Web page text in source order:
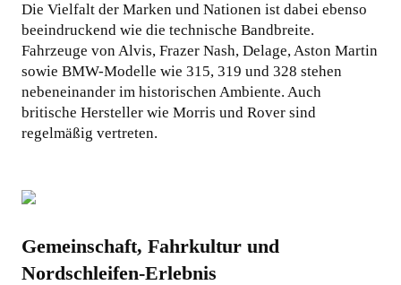
Die Vielfalt der Marken und Nationen ist dabei ebenso
beeindruckend wie die technische Bandbreite.
Fahrzeuge von Alvis, Frazer Nash, Delage, Aston Martin
sowie BMW-Modelle wie 315, 319 und 328 stehen
nebeneinander im historischen Ambiente. Auch
britische Hersteller wie Morris und Rover sind
regelmäßig vertreten.
Gemeinschaft, Fahrkultur und
Nordschleifen-Erlebnis